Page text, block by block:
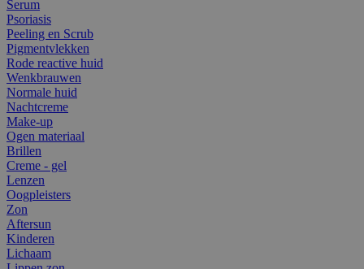
Serum
Psoriasis
Peeling en Scrub
Pigmentvlekken
Rode reactive huid
Wenkbrauwen
Normale huid
Nachtcreme
Make-up
Ogen materiaal
Brillen
Creme - gel
Lenzen
Oogpleisters
Zon
Aftersun
Kinderen
Lichaam